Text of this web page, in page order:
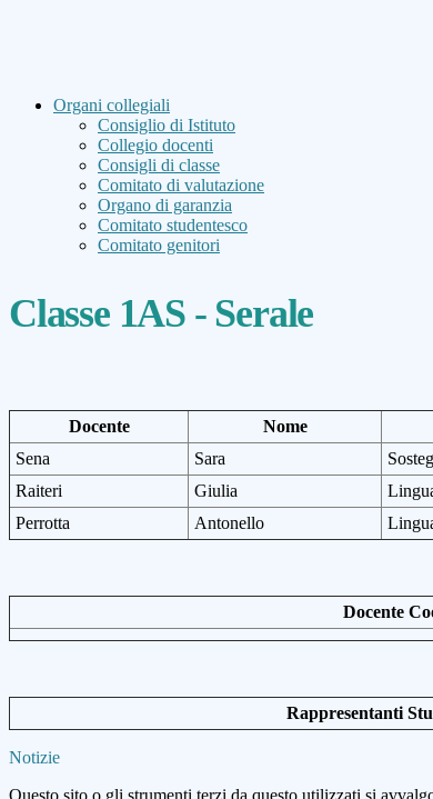
Organi collegiali
Consiglio di Istituto
Collegio docenti
Consigli di classe
Comitato di valutazione
Organo di garanzia
Comitato studentesco
Comitato genitori
Classe 1AS - Serale
Docente Nome
Sena
Sara
Raiteri
Giulia
Perrotta
Antonello
Docente
Rappresentanti
Notizie
Questo sito o gli strumenti terzi da questo utilizzati si